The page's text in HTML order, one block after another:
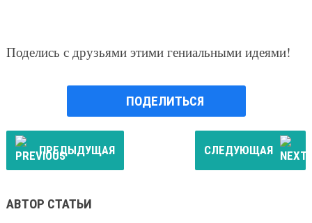
Поделись с друзьями этими гениальными идеями!
ПОДЕЛИТЬСЯ
ПРЕДЫДУЩАЯ СЛЕДУЮЩАЯ
АВТОР СТАТЬИ